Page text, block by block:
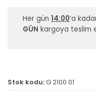
Her gün 14:00’a
GÜN kargoya teslim
Stok kodu:G 2100 01